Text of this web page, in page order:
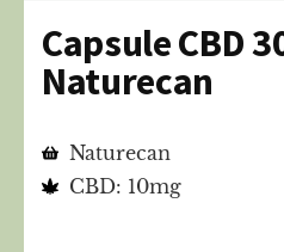
Capsule CBD
Naturecan
Naturecan
CBD: 10mg